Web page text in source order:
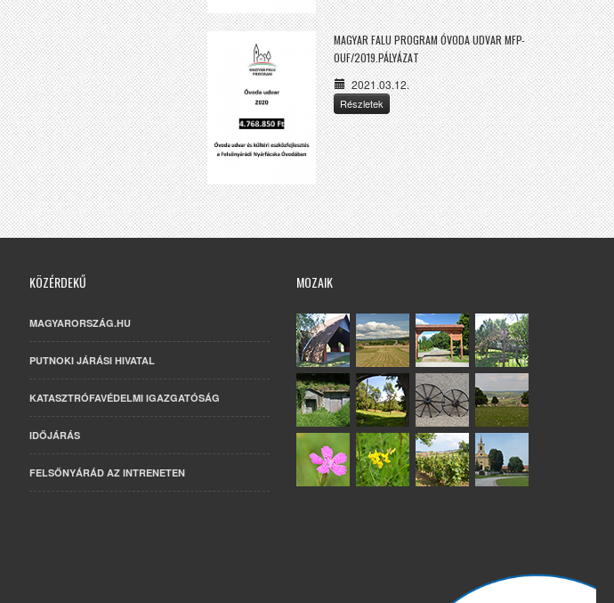
MAGYAR FALU PROGRAM ÓVODA UDVAR MFP-
OUF/2019.PÁLYÁZAT
2021.03.12.
Részletek
KÖZÉRDEKŰ
MAGYARORSZÁG.HU
PUTNOKI JÁRÁSI HIVATAL
KATASZTRÓFAVÉDELMI IGAZGATÓSÁG
IDŐJÁRÁS
FELSŐNYÁRÁD AZ INTRENETEN
MOZAIK